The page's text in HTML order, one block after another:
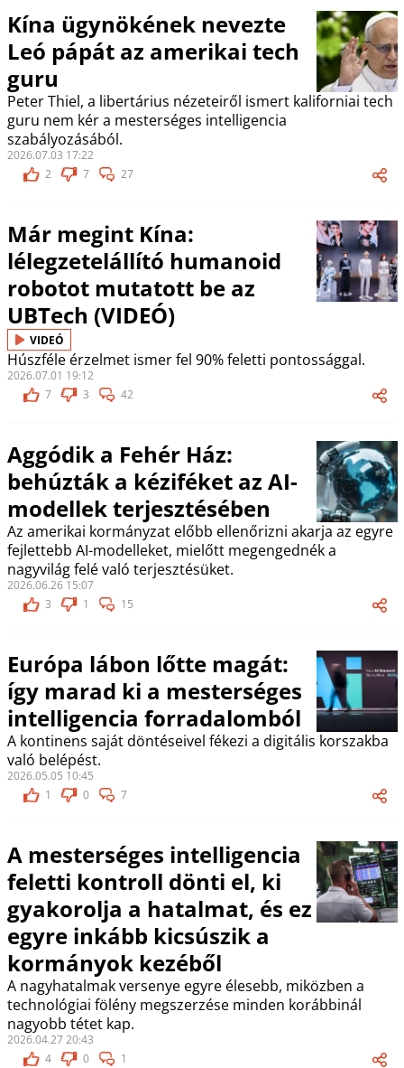
Kína ügynökének nevezte
Leó pápát az amerikai tech
guru
Peter Thiel, a libertárius nézeteiről ismert kaliforniai tech
guru nem kér a mesterséges intelligencia
szabályozásából.
2026.07.03 17:22
2
7 27
Már megint Kína:
lélegzetelállító humanoid
robotot mutatott be az
UBTech (VIDEÓ)
VIDEÓ
Húszféle érzelmet ismer fel 90% feletti pontossággal.
2026.07.01 19:12
7
3 42
Aggódik a Fehér Ház:
behúzták a kéziféket az AI-
modellek terjesztésében
Az amerikai kormányzat előbb ellenőrizni akarja az egyre
fejlettebb AI-modelleket, mielőtt megengednék a
nagyvilág felé való terjesztésüket.
2026.06.26 15:07
3
1 15
Európa lábon lőtte magát:
így marad ki a mesterséges
intelligencia forradalomból
A kontinens saját döntéseivel fékezi a digitális korszakba
való belépést.
2026.05.05 10:45
1
0 7
A mesterséges intelligencia
feletti kontroll dönti el, ki
gyakorolja a hatalmat, és ez
egyre inkább kicsúszik a
kormányok kezéből
A nagyhatalmak versenye egyre élesebb, miközben a
technológiai fölény megszerzése minden korábbinál
nagyobb tétet kap.
2026.04.27 20:43
4
0 1